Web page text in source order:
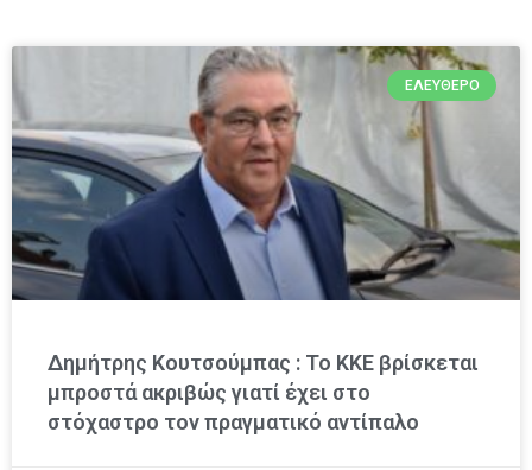
ΕΛΕΎΘΕΡΟ
Δημήτρης Κουτσούμπας : Το ΚΚΕ βρίσκεται
μπροστά ακριβώς γιατί έχει στο
στόχαστρο τον πραγματικό αντίπαλο